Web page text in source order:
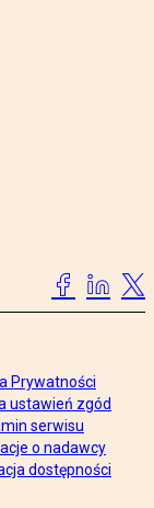
Prywatności
ustawień zgód
serwisu
o nadawcy
dostępności